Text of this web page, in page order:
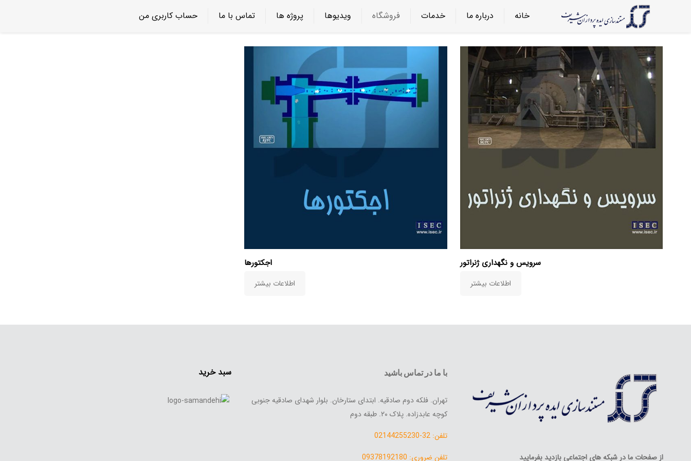
خانه درباره ما خدمات فروشگاه ویدیوها پروژه ها تماس با ما حساب کاربری من
سرویس و نگهداری ژنراتور
اطلاعات بیشتر
اجکتورها
اطلاعات بیشتر
از صفحات ما در شبکه های اجتماعی بازدید بفرمایید
با ما در تماس باشید
تهران. فلکه دوم صادقیه. ابتدای ستارخان. بلوار شهدای صادقیه جنوبی
کوچه عابدزاده. پلاک ۲۰. طبقه دوم
تلفن: 32-02144255230
تلفن ضروری: 09378192180
سبد خرید